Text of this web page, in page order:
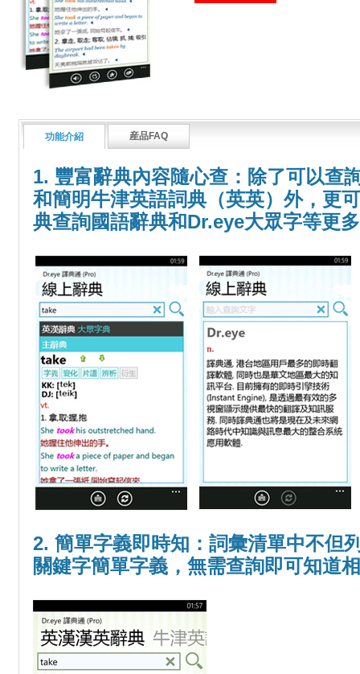
功能介紹 産品FAQ
1. 豐富辭典內容隨心查：除了可以查
和簡明牛津英語詞典（英英）外，更
典查詢國語辭典和Dr.eye大眾字等更
2. 簡單字義即時知：詞彙清單中不但
關鍵字簡單字義，無需查詢即可知道